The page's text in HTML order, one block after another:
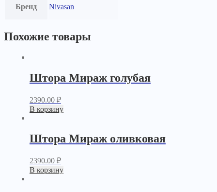
Бренд Nivasan
Похожие товары
Штора Мираж голубая
2390.00 ₽
В корзину
Штора Мираж оливковая
2390.00 ₽
В корзину